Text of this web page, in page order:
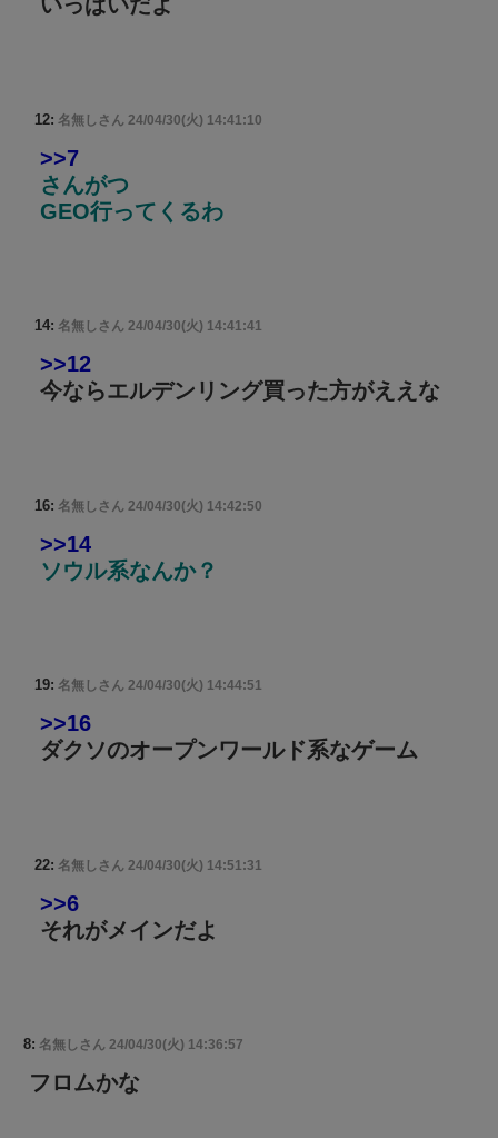
いっぱいだよ
12: 名無しさん 24/04/30(火) 14:41:10
>>7
さんがつ
GEO行ってくるわ
14: 名無しさん 24/04/30(火) 14:41:41
>>12
今ならエルデンリング買った方がええな
16: 名無しさん 24/04/30(火) 14:42:50
>>14
ソウル系なんか？
19: 名無しさん 24/04/30(火) 14:44:51
>>16
ダクソのオープンワールド系なゲーム
22: 名無しさん 24/04/30(火) 14:51:31
>>6
それがメインだよ
8: 名無しさん 24/04/30(火) 14:36:57
フロムかな